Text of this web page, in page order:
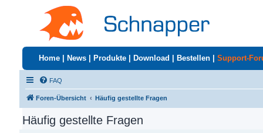
Home News Produkte Download Bestellen Support-
FAQ
Foren-Übersicht Häufig gestellte Fragen
Häufig gestellte Fragen